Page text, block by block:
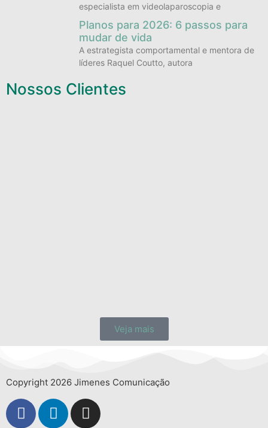
especialista em videolaparoscopia e
Planos para 2026: 6 passos para
mudar de vida
A estrategista comportamental e mentora de
líderes Raquel Coutto, autora
Nossos Clientes
Veja mais
Copyright 2026 Jimenes Comunicação